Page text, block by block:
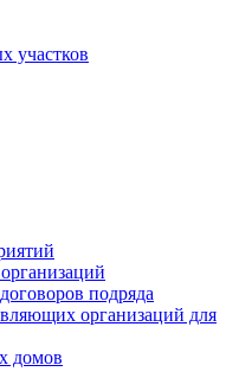
участков
подряда
организаций для
домов